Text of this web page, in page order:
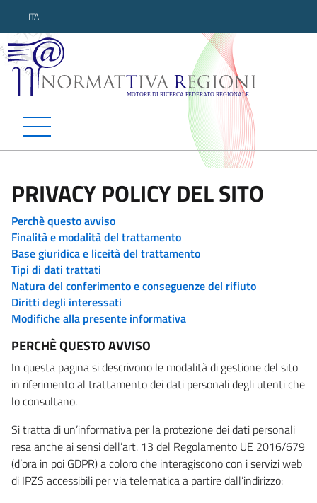
ITA
Normattiva Regioni -
PRIVACY POLICY DEL SITO
Perchè questo avviso
Finalità e modalità del trattamento
Base giuridica e liceità del trattamento
Tipi di dati trattati
Natura del conferimento e conseguenze del rifiuto
Diritti degli interessati
Modifiche alla presente informativa
PERCHÈ QUESTO AVVISO
In questa pagina si descrivono le modalità di gestione del sito
in riferimento al trattamento dei dati personali degli utenti che
lo consultano.
Si tratta di un’informativa per la protezione dei dati personali
resa anche ai sensi dell’art. 13 del Regolamento UE 2016/679
(d’ora in poi GDPR) a coloro che interagiscono con i servizi web
di IPZS accessibili per via telematica a partire dall’indirizzo: